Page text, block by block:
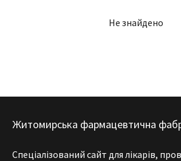
Не знайдено
Житомирська фармацевтична
Спеціалізований сайт для лікарів,